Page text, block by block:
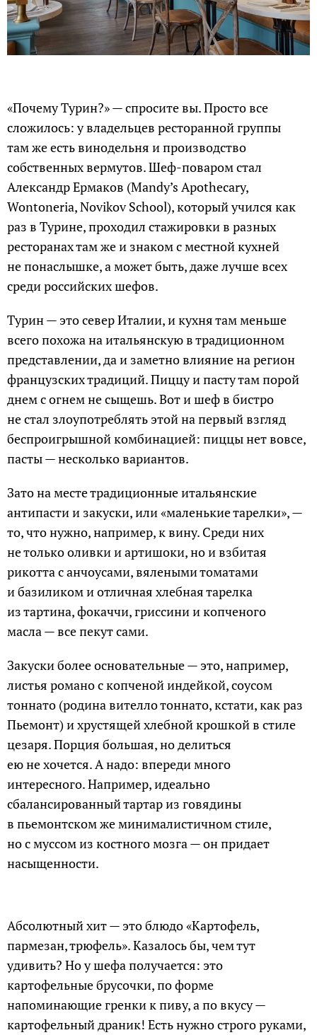
«Почему Турин?» — спросите вы. Просто все
сложилось: у владельцев ресторанной группы
там же есть винодельня и производство
собственных вермутов. Шеф-поваром стал
Александр Ермаков (Mandy’s Apothecary,
Wontoneria, Novikov School), который учился как
раз в Турине, проходил стажировки в разных
ресторанах там же и знаком с местной кухней
не понаслышке, а может быть, даже лучше всех
среди российских шефов.
Турин — это север Италии, и кухня там меньше
всего похожа на итальянскую в традиционном
представлении, да и заметно влияние на регион
французских традиций. Пиццу и пасту там порой
днем с огнем не сыщешь. Вот и шеф в бистро
не стал злоупотреблять этой на первый взгляд
беспроигрышной комбинацией: пиццы нет вовсе,
пасты — несколько вариантов.
Зато на месте традиционные итальянские
антипасти и закуски, или «маленькие тарелки», —
то, что нужно, например, к вину. Среди них
не только оливки и артишоки, но и взбитая
рикотта с анчоусами, вялеными томатами
и базиликом и отличная хлебная тарелка
из тартина, фокаччи, гриссини и копченого
масла — все пекут сами.
Закуски более основательные — это, например,
листья романо с копченой индейкой, соусом
тоннато (родина вителло тоннато, кстати, как раз
Пьемонт) и хрустящей хлебной крошкой в стиле
цезаря. Порция большая, но делиться
ею не хочется. А надо: впереди много
интересного. Например, идеально
сбалансированный тартар из говядины
в пьемонтском же минималистичном стиле,
но с муссом из костного мозга — он придает
насыщенности.
Абсолютный хит — это блюдо «Картофель,
пармезан, трюфель». Казалось бы, чем тут
удивить? Но у шефа получается: это
картофельные брусочки, по форме
напоминающие гренки к пиву, а по вкусу —
картофельный драник! Есть нужно строго руками,